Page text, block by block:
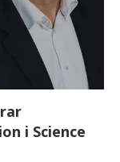
i Science